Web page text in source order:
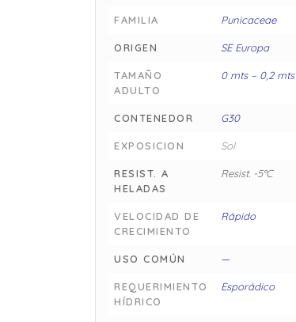
FAMILIA Punicaceae
ORIGEN SE Europa
TAMAÑO
ADULTO
0 mts – 0,2 mts
CONTENEDOR G30
EXPOSICION Sol
RESIST. A
HELADAS
Resist. -5°C
VELOCIDAD DE
CRECIMIENTO
Rápido
USO COMÚN —
REQUERIMIENTO
HÍDRICO
Esporádico